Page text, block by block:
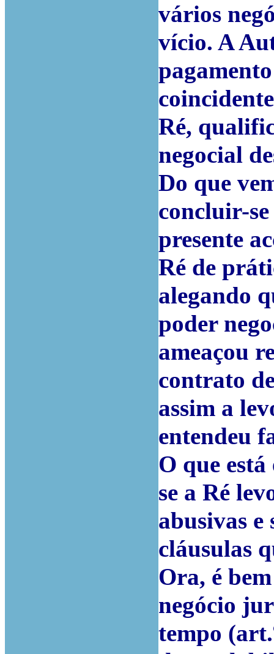
vários
vício. A
Ré,
negocial
Do que
concluir-
presente
Ré de
alegando
poder
ameaçou
contrato
assim a
entendeu
O que
se a Ré
abusivas e
cláusulas
Ora, é
negócio
tempo